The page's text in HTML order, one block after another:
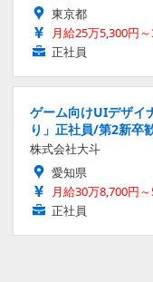
東京都
月給25万5,300円
正社員
ゲーム向けUIデザイ
り」正社員/第2新卒
株式会社大斗
愛知県
月給30万8,700円
正社員